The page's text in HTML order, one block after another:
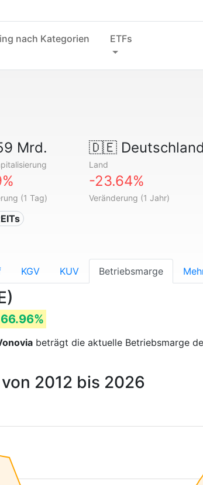
nach Kategorien ETFs
Mrd. 🇩🇪Deutschland
Land
(1 Tag)
-23.64%
Veränderung (1 Jahr)
KGV KUV Betriebsmarge
66.96%
beträgt die aktuelle Betriebsmarge
2012 bis 2026